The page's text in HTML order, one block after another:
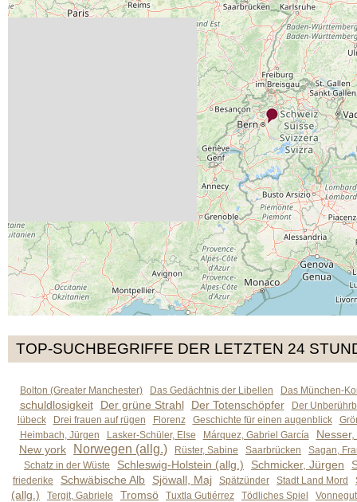
TOP-SUCHBEGRIFFE DER LETZTEN 24
Bolton (Greater Manchester) Das Gedächtnis der Libellen Das München-
schuldlosigkeit Der grüne Strahl Der Totenschöpfer
Der
lübeck
Drei frauen auf rügen Florenz Geschichte für einen augenblick
Heimbach, Jürgen
Lasker-Schüler, Else Márquez, Gabriel García
New york
Norwegen (allg.) Rüster, Sabine Saarbrücken
Sagan,
Schatz in der Wüste
Schleswig-Holstein (allg.) Schmicker, Jürgen
friederike Schwäbische Alb Sjöwall, Maj Spätzünder Stadt Land Mord
(allg.) Tergit, Gabriele Tromsö Tuxtla Gutiérrez Tödliches Spiel